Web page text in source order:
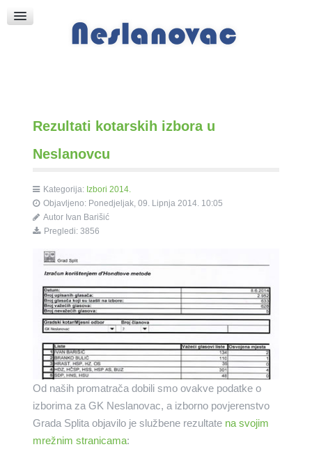
Crkva sv. Marka
Put k Bogu
Rezultati kotarskih izbora u
Neslanovcu
Kategorija: Izbori 2014.
Objavljeno: Ponedjeljak, 09. Lipnja 2014. 10:05
Autor Ivan Barišić
Pregledi: 3856
Od naših promatrača dobili smo ovakve podatke o
izborima za GK Neslanovac, a izborno povjerenstvo
Grada Splita objavilo je službene rezultate na svojim
mrežnim stranicama: